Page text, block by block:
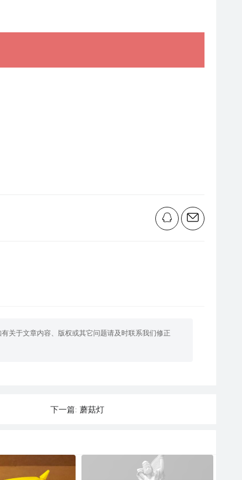
关于文章内容、版权或其它问题请及时联系我们修正
下一篇: 蘑菇灯